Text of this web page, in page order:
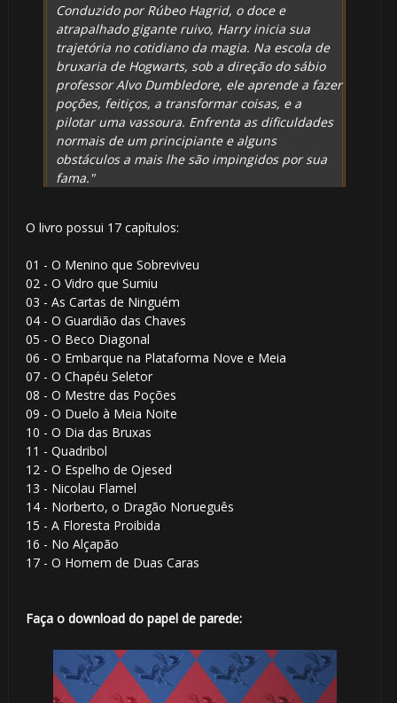
Conduzido por Rúbeo Hagrid, o doce e
atrapalhado gigante ruivo, Harry inicia sua
trajetória no cotidiano da magia. Na escola de
bruxaria de Hogwarts, sob a direção do sábio
professor Alvo Dumbledore, ele aprende a fazer
poções, feitiços, a transformar coisas, e a
pilotar uma vassoura. Enfrenta as dificuldades
normais de um principiante e alguns
obstáculos a mais lhe são impingidos por sua
fama."
O livro possui 17 capítulos:
01 - O Menino que Sobreviveu
02 - O Vidro que Sumiu
03 - As Cartas de Ninguém
04 - O Guardião das Chaves
05 - O Beco Diagonal
06 - O Embarque na Plataforma Nove e Meia
07 - O Chapéu Seletor
08 - O Mestre das Poções
09 - O Duelo à Meia Noite
10 - O Dia das Bruxas
11 - Quadribol
12 - O Espelho de Ojesed
13 - Nicolau Flamel
14 - Norberto, o Dragão Norueguês
15 - A Floresta Proibida
16 - No Alçapão
17 - O Homem de Duas Caras
Faça o download do papel de parede:
1️⃣ 8️⃣
🎈